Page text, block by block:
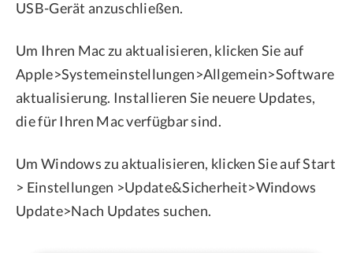
USB-Gerät anzuschließen.
Um Ihren Mac zu aktualisieren, klicken Sie auf
Apple>Systemeinstellungen>Allgemein>Software
aktualisierung. Installieren Sie neuere Updates,
die für Ihren Mac verfügbar sind.
Um Windows zu aktualisieren, klicken Sie auf Start
> Einstellungen >Update&Sicherheit>Windows
Update>Nach Updates suchen.